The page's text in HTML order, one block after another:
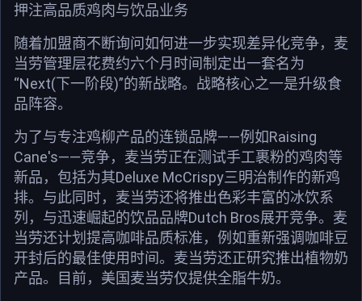
押注高品质鸡肉与饮品业务
随着加盟商不断询问如何进一步实现差异化竞争，麦
当劳管理层花费约六个月时间制定出一套名为
“Next(下一阶段)”的新战略。战略核心之一是升级食
品阵容。
为了与专注鸡柳产品的连锁品牌——例如Raising
Cane's——竞争，麦当劳正在测试手工裹粉的鸡肉等
新品，包括为其Deluxe McCrispy三明治制作的新鸡
排。与此同时，麦当劳还将推出色彩丰富的冰饮系
列，与迅速崛起的饮品品牌Dutch Bros展开竞争。麦
当劳还计划提高咖啡品质标准，例如重新强调咖啡豆
开封后的最佳使用时间。麦当劳还正研究推出植物奶
产品。目前，美国麦当劳仅提供全脂牛奶。